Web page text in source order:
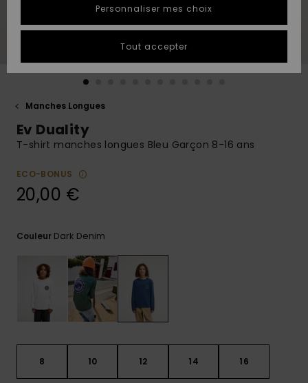
tailles
obtenir la
à votre
question.
réponses
aux
questions
les plus
fréquentes
et notre
formulaire
Consulter
la FAQ
Manches Longues
Ev Duality
T-shirt manches longues Bleu Garçon 8-16 ans
ECO-BONUS
20,00 €
Couleur Dark Denim
8 10 12 14 16
Personnaliser mes choix
Tout accepter